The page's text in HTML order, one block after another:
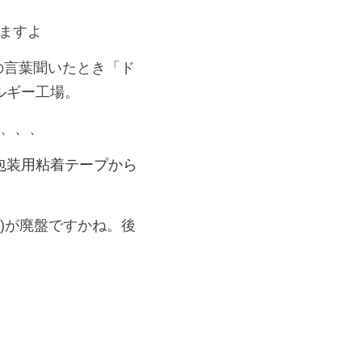
すよ
葉聞いたとき「ド
ギー工場。
、、
用粘着テープから
廃盤ですかね。後